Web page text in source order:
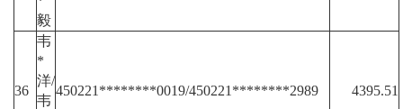
毅
36
韦
*
洋/
韦
450221********0019/450221********2989 4395.51